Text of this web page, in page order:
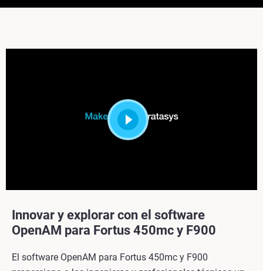
Innovar y explorar con el software
OpenAM para Fortus 450mc y F900
El software OpenAM para Fortus 450mc y F900